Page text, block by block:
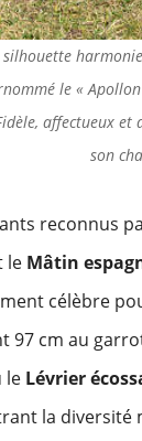
silhouette
le «
affectueux et
son
reconnus
le Mâtin
célèbre
97 cm au
le Lévrier
la diversité